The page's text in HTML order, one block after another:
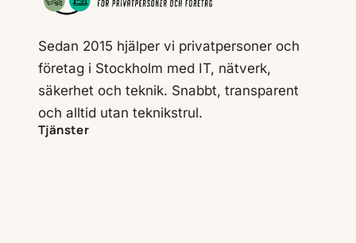
Sedan 2015 hjälper vi privatpersoner och
företag i Stockholm med IT, nätverk,
säkerhet och teknik. Snabbt, transparent
och alltid utan teknikstrul.
Tjänster